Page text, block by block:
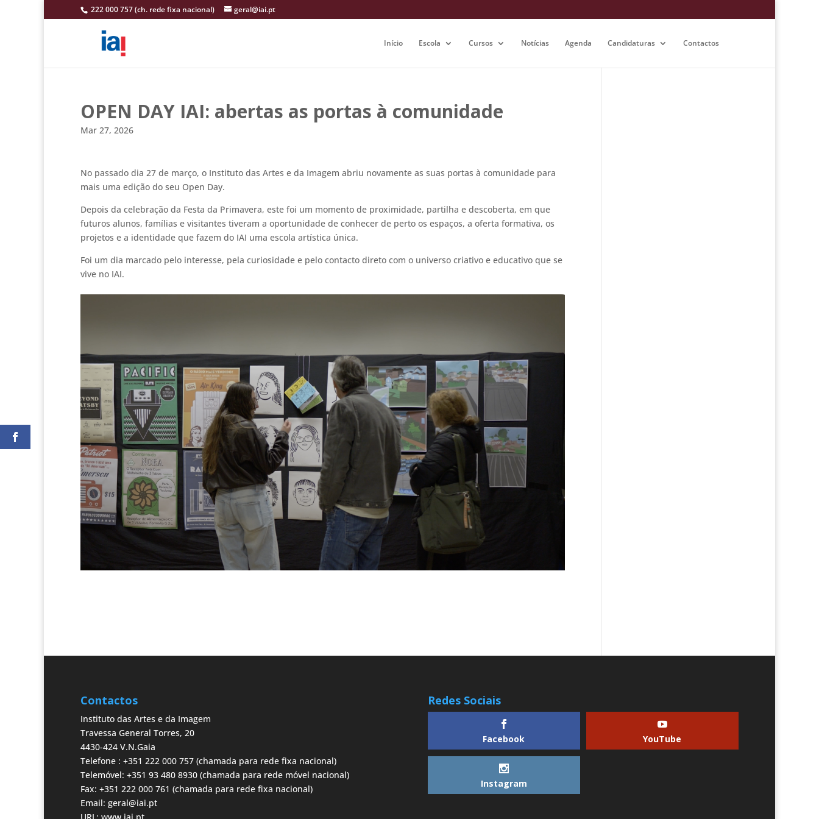
222 000 757 (ch. rede fixa nacional) geral@iai.pt
Início Escola Cursos Notícias Agenda Candidaturas Contactos
OPEN DAY IAI: abertas as portas à comunidade
Mar 27, 2026
No passado dia 27 de março, o Instituto das Artes e da Imagem abriu novamente as suas portas à comunidade para
mais uma edição do seu Open Day.
Depois da celebração da Festa da Primavera, este foi um momento de proximidade, partilha e descoberta, em que
futuros alunos, famílias e visitantes tiveram a oportunidade de conhecer de perto os espaços, a oferta formativa, os
projetos e a identidade que fazem do IAI uma escola artística única.
Foi um dia marcado pelo interesse, pela curiosidade e pelo contacto direto com o universo criativo e educativo que se
vive no IAI.
Contactos
Instituto das Artes e da Imagem
Travessa General Torres, 20
4430-424 V.N.Gaia
Telefone : +351 222 000 757 (chamada para rede fixa nacional)
Telemóvel: +351 93 480 8930 (chamada para rede móvel nacional)
Fax: +351 222 000 761 (chamada para rede fixa nacional)
Email: geral@iai.pt
Redes Sociais
Facebook YouTube
Instagram